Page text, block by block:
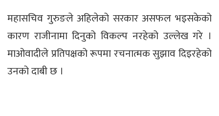
महासचिव गुरुङले अहिलेको सरकार असफल भइसकेको
कारण राजीनामा दिनुको विकल्प नरहेको उल्लेख गरे ।
माओवादीले प्रतिपक्षको रूपमा रचनात्मक सुझाव दिइरहेको
उनको दाबी छ ।